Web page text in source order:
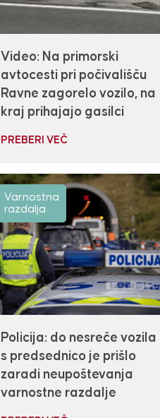
Video: Na primorski
avtocesti pri počivališču
Ravne zagorelo vozilo, na
kraj prihajajo gasilci
PREBERI VEČ
Varnostna
razdalja
Policija: do nesreče vozila
s predsednico je prišlo
zaradi neupoštevanja
varnostne razdalje